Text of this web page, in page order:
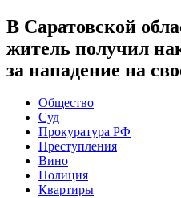
В Саратовской
житель получил
за нападение на
Общество
Суд
Прокуратура РФ
Преступления
Вино
Полиция
Квартиры